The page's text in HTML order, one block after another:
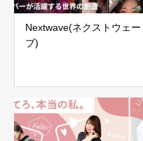
Nextwave(ネクストウェー
ブ)